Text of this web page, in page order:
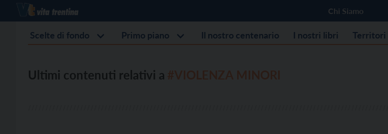
Chi Siamo
Scelte di fondo Primo piano Il nostro centenario I nostri libri Territori
Ultimi contenuti relativi a